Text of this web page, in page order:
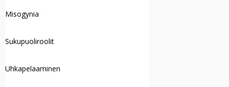
Misogynia
Sukupuoliroolit
Uhkapelaaminen